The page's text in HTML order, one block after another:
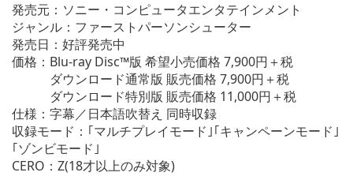
発売元：ソニー・コンピュータエンタテインメント
ジャンル：ファーストパーソンシューター
発売日：好評発売中
価格：Blu-ray Disc™版 希望小売価格 7,900円＋税
ダウンロード通常版 販売価格 7,900円＋税
ダウンロード特別版 販売価格 11,000円＋税
仕様：字幕／日本語吹替え 同時収録
収録モード：｢マルチプレイモード｣｢キャンペーンモード｣
｢ゾンビモード｣
CERO：Z(18才以上のみ対象)